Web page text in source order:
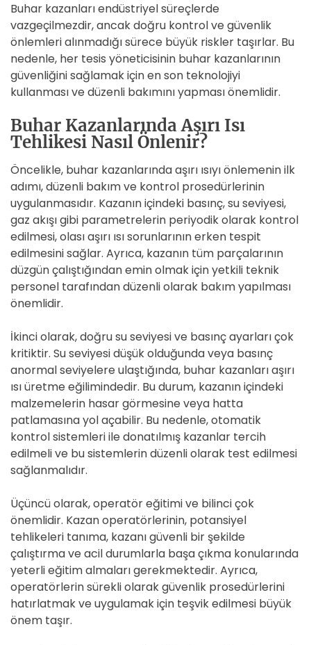
Buhar kazanları endüstriyel süreçlerde
vazgeçilmezdir, ancak doğru kontrol ve güvenlik
önlemleri alınmadığı sürece büyük riskler taşırlar. Bu
nedenle, her tesis yöneticisinin buhar kazanlarının
güvenliğini sağlamak için en son teknolojiyi
kullanması ve düzenli bakımını yapması önemlidir.
Buhar Kazanlarında Aşırı Isı
Tehlikesi Nasıl Önlenir?
Öncelikle, buhar kazanlarında aşırı ısıyı önlemenin ilk
adımı, düzenli bakım ve kontrol prosedürlerinin
uygulanmasıdır. Kazanın içindeki basınç, su seviyesi,
gaz akışı gibi parametrelerin periyodik olarak kontrol
edilmesi, olası aşırı ısı sorunlarının erken tespit
edilmesini sağlar. Ayrıca, kazanın tüm parçalarının
düzgün çalıştığından emin olmak için yetkili teknik
personel tarafından düzenli olarak bakım yapılması
önemlidir.
İkinci olarak, doğru su seviyesi ve basınç ayarları çok
kritiktir. Su seviyesi düşük olduğunda veya basınç
anormal seviyelere ulaştığında, buhar kazanları aşırı
ısı üretme eğilimindedir. Bu durum, kazanın içindeki
malzemelerin hasar görmesine veya hatta
patlamasına yol açabilir. Bu nedenle, otomatik
kontrol sistemleri ile donatılmış kazanlar tercih
edilmeli ve bu sistemlerin düzenli olarak test edilmesi
sağlanmalıdır.
Üçüncü olarak, operatör eğitimi ve bilinci çok
önemlidir. Kazan operatörlerinin, potansiyel
tehlikeleri tanıma, kazanı güvenli bir şekilde
çalıştırma ve acil durumlarla başa çıkma konularında
yeterli eğitim almaları gerekmektedir. Ayrıca,
operatörlerin sürekli olarak güvenlik prosedürlerini
hatırlatmak ve uygulamak için teşvik edilmesi büyük
önem taşır.